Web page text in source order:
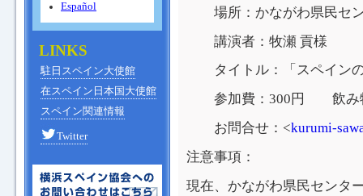
Español
LINKS
駐日スペイン大使館
在スペイン日本国大使館
スペイン関連情報
Twitter
場所：かながわ県民セ
講演者：牧瀬 貢様
タイトル：「スペインの
参加費：300円 飲み物
お問合せ：<kurumi-
注意事項：
現在、かながわ県民センタ